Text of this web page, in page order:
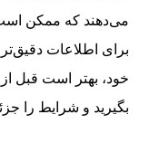
می‌دهند که ممکن است
برای اطلاعات
خود، بهتر است قبل
بگیرید و شرایط را